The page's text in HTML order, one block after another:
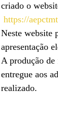
criado o
https://
Neste website
apresentação
A produção
entregue aos
realizado.